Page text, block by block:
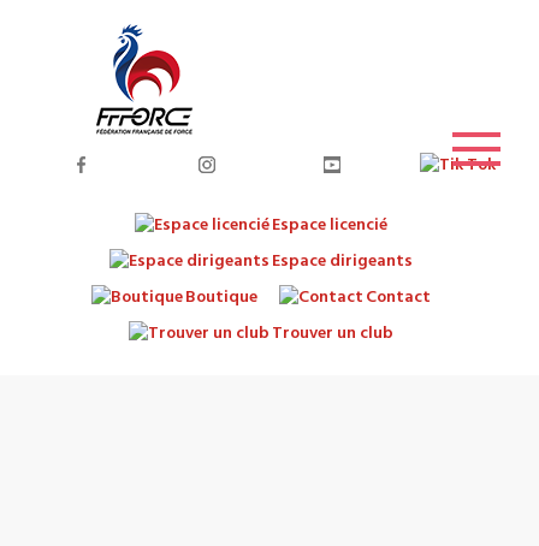
Espace licencié
Espace dirigeants
Boutique
Contact
Trouver un club